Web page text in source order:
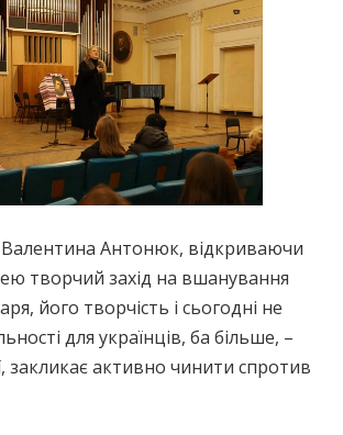
Валентина Антонюк, відкриваючи
творчий захід на вшанування
його творчість і сьогодні не
для українців, ба більше, –
закликає активно чинити спротив